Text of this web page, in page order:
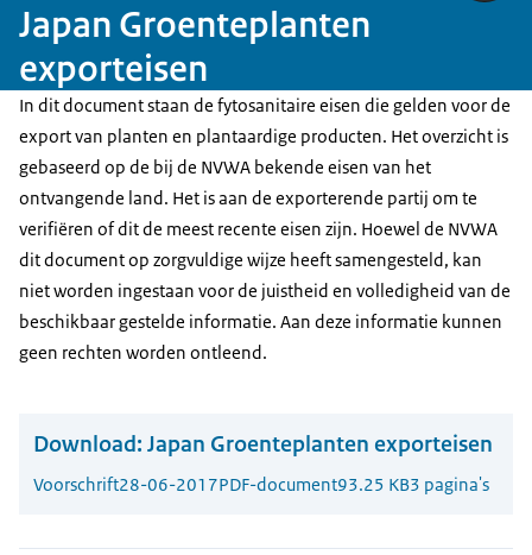
Japan Groenteplanten
exporteisen
In dit document staan de fytosanitaire eisen die gelden voor de
export van planten en plantaardige producten. Het overzicht is
gebaseerd op de bij de NVWA bekende eisen van het
ontvangende land. Het is aan de exporterende partij om te
verifiëren of dit de meest recente eisen zijn. Hoewel de NVWA
dit document op zorgvuldige wijze heeft samengesteld, kan
niet worden ingestaan voor de juistheid en volledigheid van de
beschikbaar gestelde informatie. Aan deze informatie kunnen
geen rechten worden ontleend.
Download: Japan Groenteplanten exporteisen
Voorschrift28-06-2017PDF-document93.25 KB3 pagina's